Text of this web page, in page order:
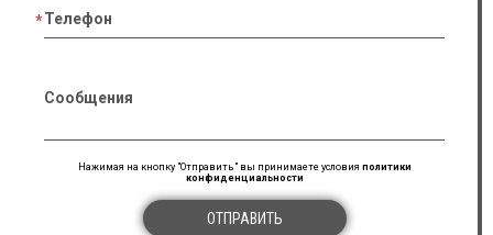
Телефон
Сообщения
Нажимая на кнопку "Отправить" вы принимаете условия политики
конфиденциальности
ОТПРАВИТЬ